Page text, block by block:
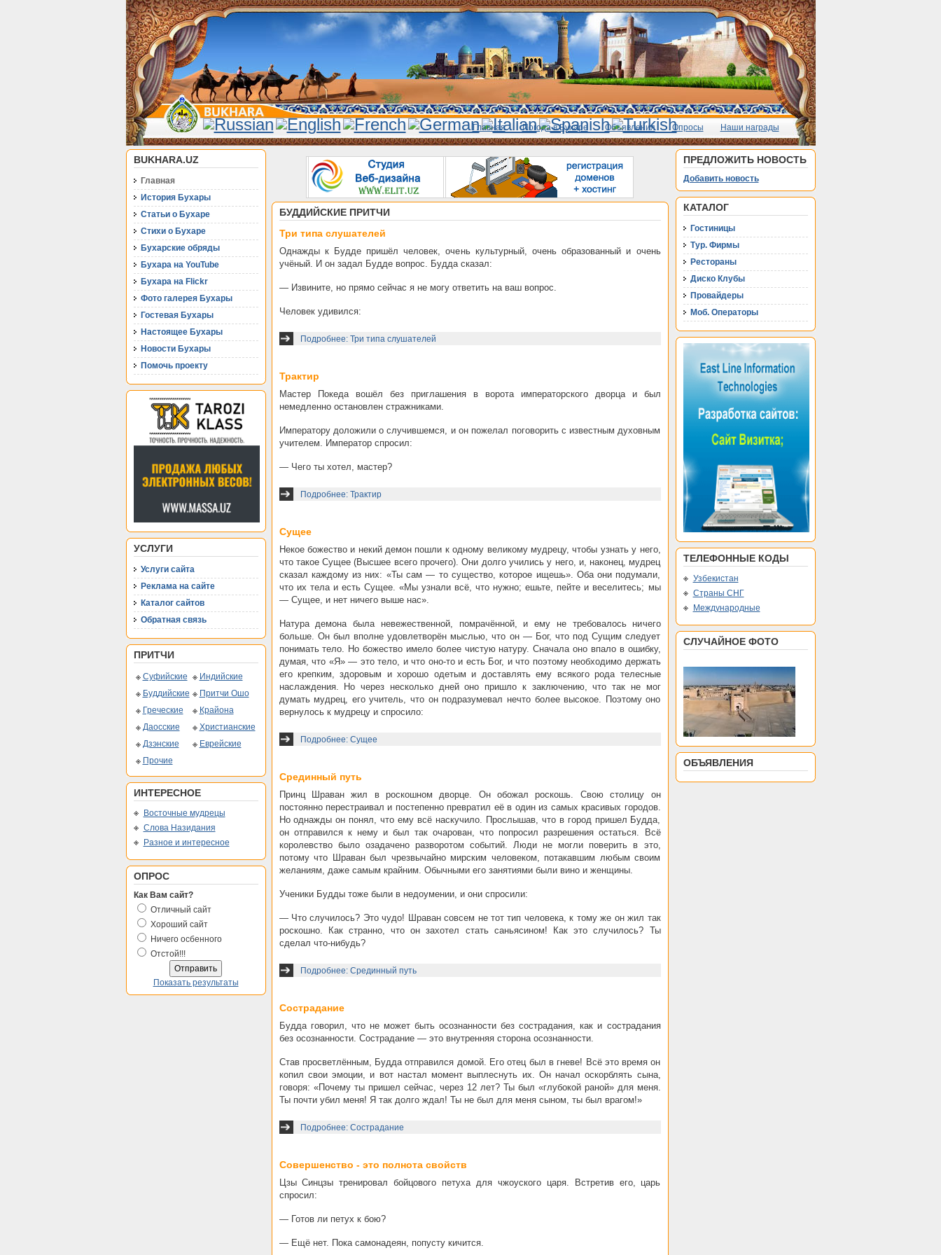
Главная Погода в Бухаре Объявления Опросы Наши награды
BUKHARA.UZ
Главная
История Бухары
Статьи о Бухаре
Стихи о Бухаре
Бухарские обряды
Бухара на YouTube
Бухара на Flickr
Фото галерея Бухары
Гостевая Бухары
Настоящее Бухары
Новости Бухары
Помочь проекту
УСЛУГИ
Услуги сайта
Реклама на сайте
Каталог сайтов
Обратная связь
ПРИТЧИ
Суфийские
Индийские
Буддийские
Притчи Ошо
Греческие
Крайона
Даосские
Христианские
Дзэнские
Еврейские
Прочие
ИНТЕРЕСНОЕ
Восточные мудрецы
Слова Назидания
Разное и интересное
ОПРОС
Как Вам сайт?
Отличный сайт
Хороший сайт
Ничего осбенного
Отстой!!!
Показать результаты
БУДДИЙСКИЕ ПРИТЧИ
Три типа слушателей
Однажды к Будде пришёл человек, очень культурный, очень образованный и очень
учёный. И он задал Будде вопрос. Будда сказал:
— Извините, но прямо сейчас я не могу ответить на ваш вопрос.
Человек удивился:
Подробнее: Три типа слушателей
Трактир
Мастер Покеда вошёл без приглашения в ворота императорского дворца и был
немедленно остановлен стражниками.
Императору доложили о случившемся, и он пожелал поговорить с известным духовным
учителем. Император спросил:
— Чего ты хотел, мастер?
Подробнее: Трактир
Сущее
Некое божество и некий демон пошли к одному великому мудрецу, чтобы узнать у него,
что такое Сущее (Высшее всего прочего). Они долго учились у него, и, наконец, мудрец
сказал каждому из них: «Ты сам — то существо, которое ищешь». Оба они подумали,
что их тела и есть Сущее. «Мы узнали всё, что нужно; ешьте, пейте и веселитесь; мы
— Сущее, и нет ничего выше нас».
Натура демона была невежественной, помрачённой, и ему не требовалось ничего
больше. Он был вполне удовлетворён мыслью, что он — Бог, что под Сущим следует
понимать тело. Но божество имело более чистую натуру. Сначала оно впало в ошибку,
думая, что «Я» — это тело, и что оно-то и есть Бог, и что поэтому необходимо держать
его крепким, здоровым и хорошо одетым и доставлять ему всякого рода телесные
наслаждения. Но через несколько дней оно пришло к заключению, что так не мог
думать мудрец, его учитель, что он подразумевал нечто более высокое. Поэтому оно
вернулось к мудрецу и спросило:
Подробнее: Сущее
Срединный путь
Принц Шраван жил в роскошном дворце. Он обожал роскошь. Свою столицу он
постоянно перестраивал и постепенно превратил её в один из самых красивых городов.
Но однажды он понял, что ему всё наскучило. Прослышав, что в город пришел Будда,
он отправился к нему и был так очарован, что попросил разрешения остаться. Всё
королевство было озадачено разворотом событий. Люди не могли поверить в это,
потому что Шраван был чрезвычайно мирским человеком, потакавшим любым своим
желаниям, даже самым крайним. Обычными его занятиями были вино и женщины.
Ученики Будды тоже были в недоумении, и они спросили:
— Что случилось? Это чудо! Шраван совсем не тот тип человека, к тому же он жил так
роскошно. Как странно, что он захотел стать саньясином! Как это случилось? Ты
сделал что-нибудь?
Подробнее: Срединный путь
Сострадание
Будда говорил, что не может быть осознанности без сострадания, как и сострадания
без осознанности. Сострадание — это внутренняя сторона осознанности.
Став просветлённым, Будда отправился домой. Его отец был в гневе! Всё это время он
копил свои эмоции, и вот настал момент выплеснуть их. Он начал оскорблять сына,
говоря: «Почему ты пришел сейчас, через 12 лет? Ты был «глубокой раной» для меня.
Ты почти убил меня! Я так долго ждал! Ты не был для меня сыном, ты был врагом!»
Подробнее: Сострадание
Совершенство - это полнота свойств
Цзы Синцзы тренировал бойцового петуха для чжоуского царя. Встретив его, царь
спросил:
— Готов ли петух к бою?
— Ещё нет. Пока самонадеян, попусту кичится.
ПРЕДЛОЖИТЬ НОВОСТЬ
Добавить новость
КАТАЛОГ
Гостиницы
Тур. Фирмы
Рестораны
Диско Клубы
Провайдеры
Моб. Операторы
ТЕЛЕФОННЫЕ КОДЫ
Узбекистан
Страны СНГ
Международные
СЛУЧАЙНОЕ ФОТО
ОБЪЯВЛЕНИЯ